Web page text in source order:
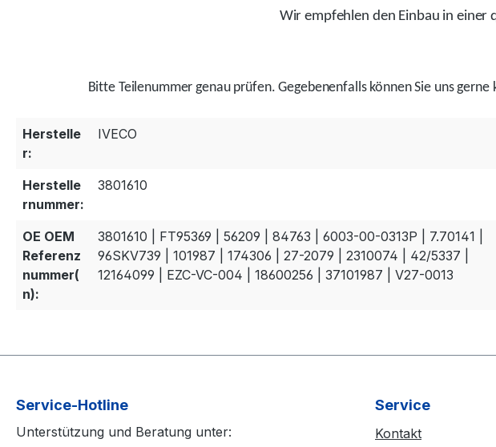
Wir empfehlen den Einbau in einer
Bitte Teilenummer genau prüfen.Gegebenenfallskönnen Sie uns
Herstelle
r:
IVECO
Herstelle
rnummer:
3801610
OE OEM
Referenz
nummer(
n):
3801610 | FT95369 | 56209 | 84763 | 6003-00-0313P | 7.70141 |
96SKV739 | 101987 | 174306 | 27-2079 | 2310074 | 42/5337 |
12164099 | EZC-VC-004 | 18600256 | 37101987 | V27-0013
Service-Hotline
Unterstützung und Beratung unter:
Service
Kontakt